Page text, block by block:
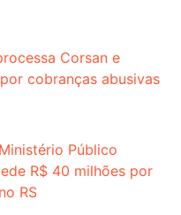
Corsan e
cobranças abusivas
Ministério Público
R$ 40 milhões por
RS